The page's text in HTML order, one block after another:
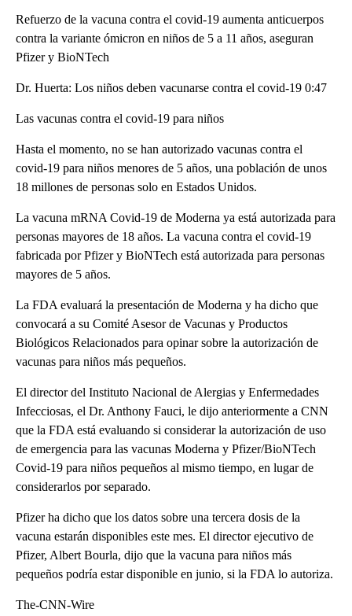
Refuerzo de la vacuna contra el covid-19 aumenta anticuerpos
contra la variante ómicron en niños de 5 a 11 años, aseguran
Pfizer y BioNTech
Dr. Huerta: Los niños deben vacunarse contra el covid-19 0:47
Las vacunas contra el covid-19 para niños
Hasta el momento, no se han autorizado vacunas contra el
covid-19 para niños menores de 5 años, una población de unos
18 millones de personas solo en Estados Unidos.
La vacuna mRNA Covid-19 de Moderna ya está autorizada para
personas mayores de 18 años. La vacuna contra el covid-19
fabricada por Pfizer y BioNTech está autorizada para personas
mayores de 5 años.
La FDA evaluará la presentación de Moderna y ha dicho que
convocará a su Comité Asesor de Vacunas y Productos
Biológicos Relacionados para opinar sobre la autorización de
vacunas para niños más pequeños.
El director del Instituto Nacional de Alergias y Enfermedades
Infecciosas, el Dr. Anthony Fauci, le dijo anteriormente a CNN
que la FDA está evaluando si considerar la autorización de uso
de emergencia para las vacunas Moderna y Pfizer/BioNTech
Covid-19 para niños pequeños al mismo tiempo, en lugar de
considerarlos por separado.
Pfizer ha dicho que los datos sobre una tercera dosis de la
vacuna estarán disponibles este mes. El director ejecutivo de
Pfizer, Albert Bourla, dijo que la vacuna para niños más
pequeños podría estar disponible en junio, si la FDA lo autoriza.
The-CNN-Wire